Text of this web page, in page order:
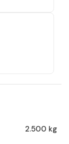
2.500 kg